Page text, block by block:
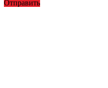
Отправить